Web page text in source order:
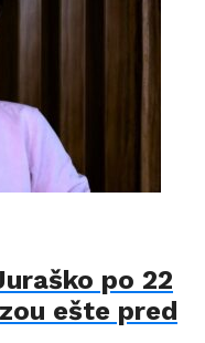
po 22
ešte pred